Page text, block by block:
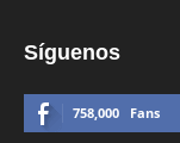
Síguenos
758,000 Fans